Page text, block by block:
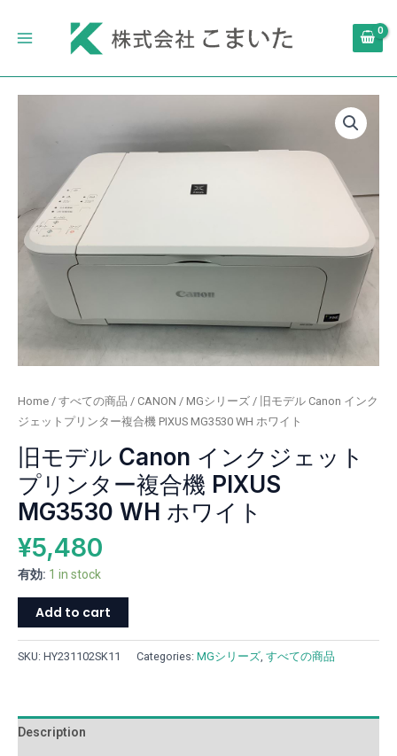
Menu
Home / すべての商品 / CANON / MGシリーズ / 旧モデル Canon インク
ジェットプリンター複合機 PIXUS MG3530 WH ホワイト
旧モデル Canon インクジェット
プリンター複合機 PIXUS
MG3530 WH ホワイト
¥5,480
有効: 1 in stock
ク
プ
リ
タ
ー
複
合
機
PIXUS
WH
ホ
quantity
Add to cart
SKU: HY231102SK11 Categories: MGシリーズ すべての商品
Description